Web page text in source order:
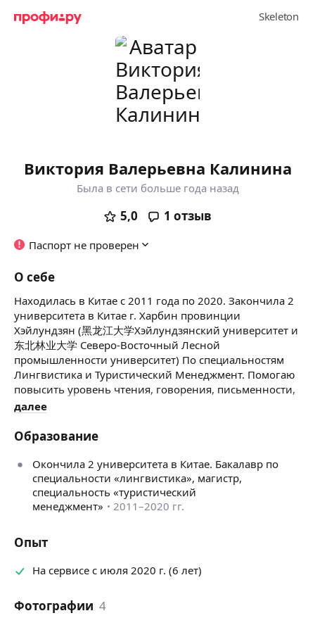
Виктория Валерьевна Калинина
Была в сети больше года назад
5,0 1 отзыв
Паспорт не проверен
О себе
Находилась в Китае с 2011 года по 2020. Закончила 2
университета в Китае г. Харбин провинции
Хэйлундзян (黑龙江大学Хэйлундзянский университет и
东北林业大学 Северо-Восточный Лесной
промышленности университет) По специальностям
Лингвистика и Туристический Менеджмент. Помогаю
повысить уровень чтения, говорения, письменности,
и понимания языка. Побывала в разных городах
старших классов.
далее
Образование
Окончила 2 университета в Китае. Бакалавр по
специальности «лингвистика», магистр,
специальность «туристический
менеджмент»
2011–2020 гг.
Опыт
На сервисе с июля 2020 г. (6 лет)
Фотографии 4